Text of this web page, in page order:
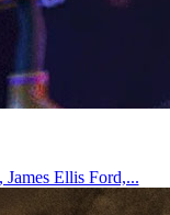
Ellis Ford,...